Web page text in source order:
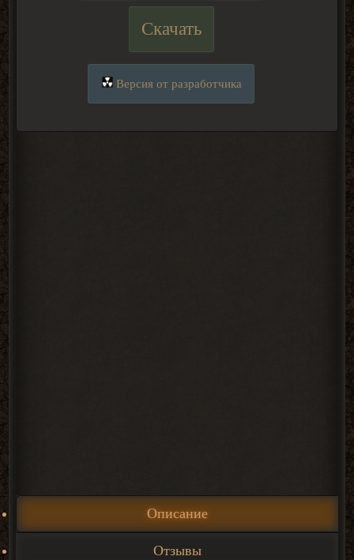
Скачать
Версия от разработчика
Описание
Отзывы